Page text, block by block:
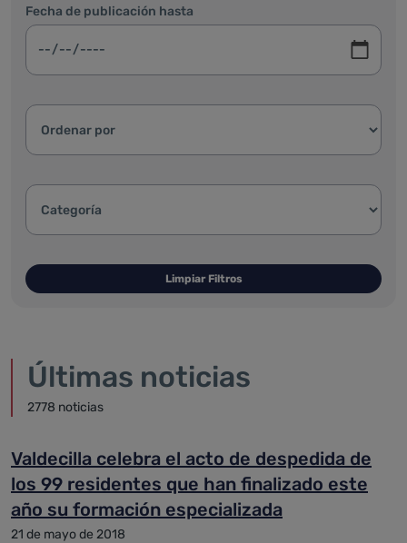
Fecha de publicación hasta
Ordenar resultados:
Categoría de la noticia:
Limpiar Filtros
Últimas noticias
2778 noticias
Valdecilla celebra el acto de despedida de
los 99 residentes que han finalizado este
año su formación especializada
21 de mayo de 2018